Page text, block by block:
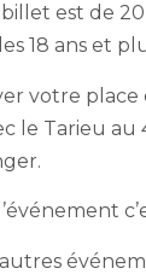
est de 20
18 ans et
votre place
le Tarieu au